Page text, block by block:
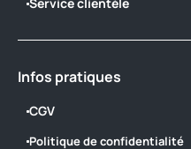
Infos pratiques
CGV
Politique de confidentialité